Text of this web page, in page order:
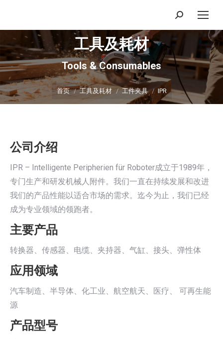
搜
索：
工具及耗材
Tools & Consumables
你在这里：
首页 工具及耗材 工件夹具 IPR
公司介绍
IPR – Intelligente Peripherien für Roboter成立于1989年，
专门生产和研发机械人附件。我们一直在持续发展和改进
我们的产品性能以适合市场的需求。迄今为止，我们已经
成为专业领域的领跑者。
主要产品
转换器、传感器、电缆、夹持器、气缸、接头、弹性体
应用领域
汽车制造、半导体、化工业、航空航天、医疗、 可再生能
源
产品型号